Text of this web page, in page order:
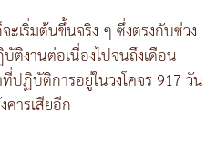
เริ่มต้นขึ้นจริง ๆ ซึ่งตรงกับช่วง
งานต่อเนื่องไปจนถึงเดือน
ปฏิบัติการอยู่ในวงโคจร 917 วัน
ารเสียอีก